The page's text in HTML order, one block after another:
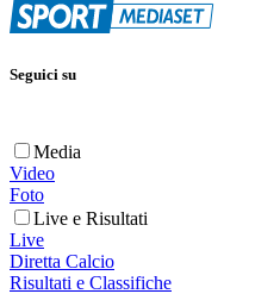
Seguici su
Media
Video
Foto
Live e Risultati
Live
Diretta Calcio
Risultati e Classifiche